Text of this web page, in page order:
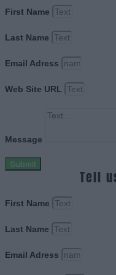
First Name
Last Name
Email Adress
Web Site URL
Message
Submit
Tell
First Name
Last Name
Email Adress